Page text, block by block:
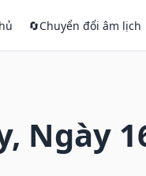
🔄Chuyển đổi âm lịch
Ngày